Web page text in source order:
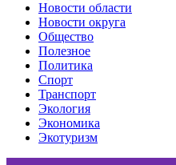
Новости области
Новости округа
Общество
Полезное
Политика
Спорт
Транспорт
Экология
Экономика
Экотуризм